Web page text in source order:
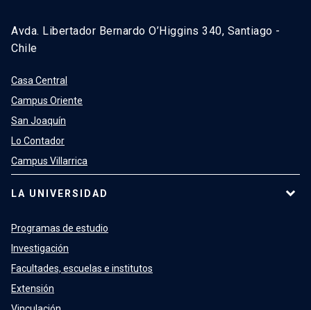
Avda. Libertador Bernardo O’Higgins 340, Santiago -
Chile
Casa Central
Campus Oriente
San Joaquín
Lo Contador
Campus Villarrica
LA UNIVERSIDAD
Programas de estudio
Investigación
Facultades, escuelas e institutos
Extensión